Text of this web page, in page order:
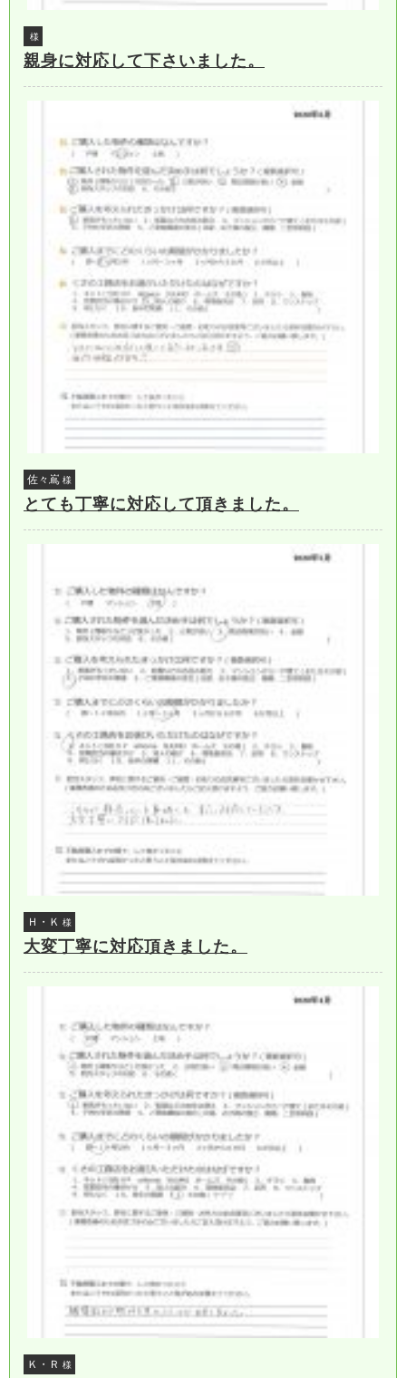
様
親身に対応して下さいました。
佐々嶌 様
とても丁寧に対応して頂きました。
Ｈ・Ｋ 様
大変丁寧に対応頂きました。
Ｋ・Ｒ 様